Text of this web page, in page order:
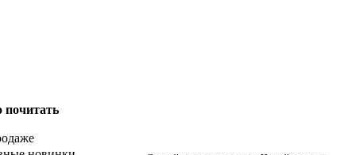
почитать